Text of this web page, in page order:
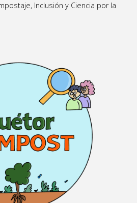
Inclusión y Ciencia por la